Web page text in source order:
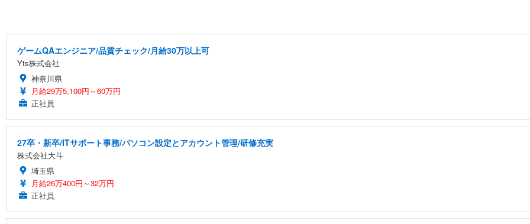
ゲームQAエンジニア/品質チェック/月給30万以上可
Yts株式会社
神奈川県
月給29万5,100円～60万円
正社員
27卒・新卒/ITサポート事務/パソコン設定とアカウント管理/研修充実
株式会社大斗
埼玉県
月給26万400円～32万円
正社員